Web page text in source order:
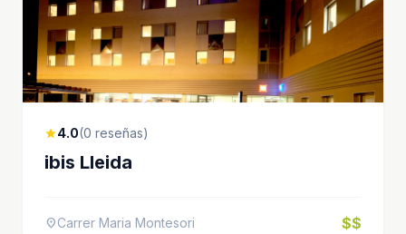
star4.0(0 reseñas)
ibis Lleida
location_onCarrer Maria Montesori $$